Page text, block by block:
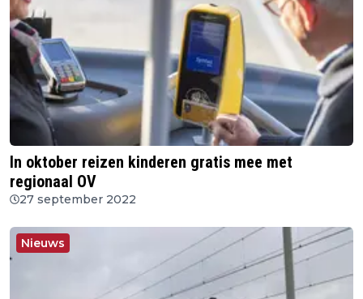
In oktober reizen kinderen gratis mee met
regionaal OV
27 september 2022
Nieuws